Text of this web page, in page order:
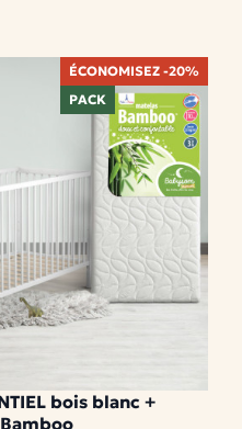
bois blanc +
ÉCONOMISEZ -20%
PACK